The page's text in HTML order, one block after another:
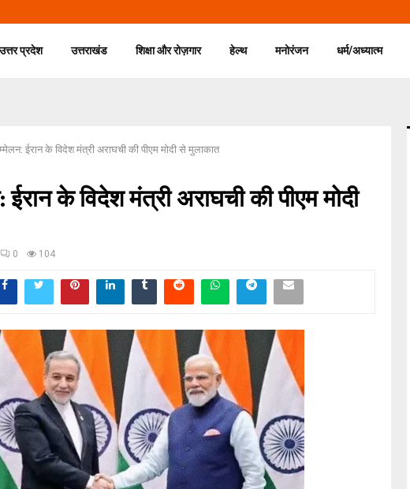
उत्तर प्रदेश उत्तराखंड शिक्षा और रोज़गार हेल्थ मनोरंजन धर्म/अध्यात्म
ईरान के विदेश मंत्री अराघची की पीएम मोदी से मुलाकात
के विदेश मंत्री अराघची की पीएम मोदी
0 104